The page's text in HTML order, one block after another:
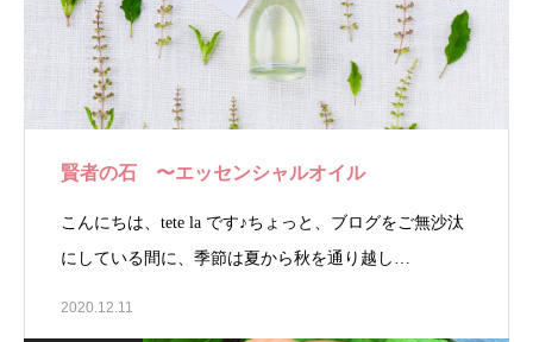
賢者の石 〜エッセンシャルオイル
こんにちは、tete la です♪ちょっと、ブログをご無沙汰
にしている間に、季節は夏から秋を通り越し…
2020.12.11